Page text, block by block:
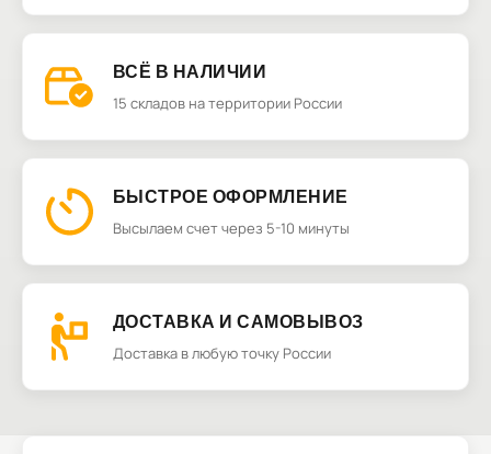
ВСЁ В НАЛИЧИИ
15 складов на территории России
БЫСТРОЕ ОФОРМЛЕНИЕ
Высылаем счет через 5-10 минуты
ДОСТАВКА И САМОВЫВОЗ
Доставка в любую точку России